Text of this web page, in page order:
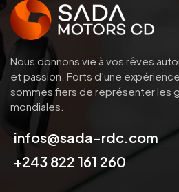
Nous donnons vie à vos rêves
et passion. Forts d’une
sommes fiers de représenter les
mondiales.
infos@sada-rdc.com
+243 822 161 260